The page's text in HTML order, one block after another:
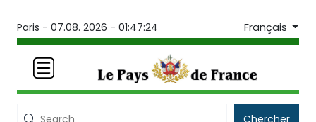
Paris - 07.08. 2026 - 01:47:24 Français